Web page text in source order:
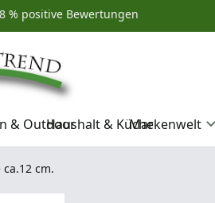
% positive Bewertungen
& OutdoorHaushalt & KücheMarkenwelt
ca.12 cm.